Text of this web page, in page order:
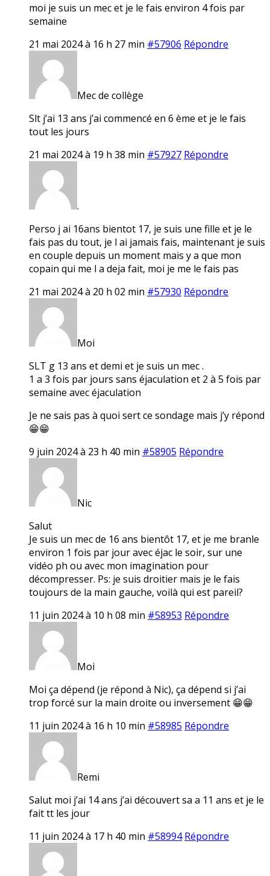
moi je suis un mec et je le fais environ 4 fois par
semaine
21 mai 2024 à 16 h 27 min #57906 Répondre
Mec de collège
Slt j’ai 13 ans j’ai commencé en 6 ème et je le fais
tout les jours
21 mai 2024 à 19 h 38 min #57927 Répondre
.
Perso j ai 16ans bientot 17, je suis une fille et je le
fais pas du tout, je l ai jamais fais, maintenant je suis
en couple depuis un moment mais y a que mon
copain qui me l a deja fait, moi je me le fais pas
21 mai 2024 à 20 h 02 min #57930 Répondre
Moi
SLT g 13 ans et demi et je suis un mec .
1 a 3 fois par jours sans éjaculation et 2 à 5 fois par
semaine avec éjaculation
Je ne sais pas à quoi sert ce sondage mais j’y répond
😁😁
9 juin 2024 à 23 h 40 min #58905 Répondre
Nic
Salut
Je suis un mec de 16 ans bientôt 17, et je me branle
environ 1 fois par jour avec éjac le soir, sur une
vidéo ph ou avec mon imagination pour
décompresser. Ps: je suis droitier mais je le fais
toujours de la main gauche, voilà qui est pareil?
11 juin 2024 à 10 h 08 min #58953 Répondre
Moi
Moi ça dépend (je répond à Nic), ça dépend si j’ai
trop forcé sur la main droite ou inversement 😁😁
11 juin 2024 à 16 h 10 min #58985 Répondre
Remi
Salut moi j’ai 14 ans j’ai découvert sa a 11 ans et je le
fait tt les jour
11 juin 2024 à 17 h 40 min #58994 Répondre